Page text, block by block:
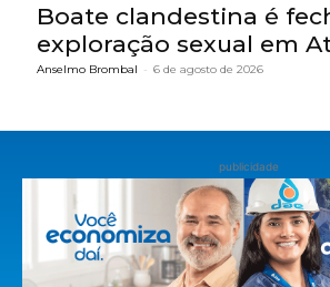
Boate clandestina é
exploração sexual em
Anselmo Brombal - 6 de agosto de 2026
publicidade